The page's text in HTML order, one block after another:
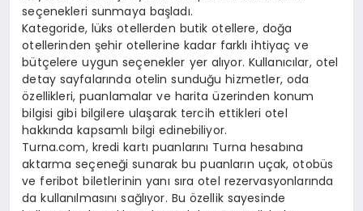
seçenekleri sunmaya başladı.
Kategoride, lüks otellerden butik otellere, doğa
otellerinden şehir otellerine kadar farklı ihtiyaç ve
bütçelere uygun seçenekler yer alıyor. Kullanıcılar, otel
detay sayfalarında otelin sunduğu hizmetler, oda
özellikleri, puanlamalar ve harita üzerinden konum
bilgisi gibi bilgilere ulaşarak tercih ettikleri otel
hakkında kapsamlı bilgi edinebiliyor.
Turna.com, kredi kartı puanlarını Turna hesabına
aktarma seçeneği sunarak bu puanların uçak, otobüs
ve feribot biletlerinin yanı sıra otel rezervasyonlarında
da kullanılmasını sağlıyor. Bu özellik sayesinde